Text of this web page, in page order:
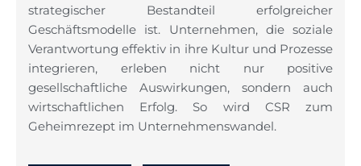
strategischer Bestandteil erfolgreicher
Geschäftsmodelle ist. Unternehmen, die soziale
Verantwortung effektiv in ihre Kultur und Prozesse
integrieren, erleben nicht nur positive
gesellschaftliche Auswirkungen, sondern auch
wirtschaftlichen Erfolg. So wird CSR zum
Geheimrezept im Unternehmenswandel.